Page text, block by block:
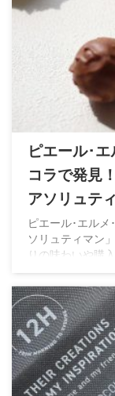
ピエール･
コラで発見
アソリュテ
ピエール･エル
ソリュティマン
りの味わいや購